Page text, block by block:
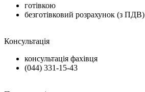
готівкою
безготівковий розрахунок (з ПДВ)
Консультація
консультація фахівця
(044) 331-15-43